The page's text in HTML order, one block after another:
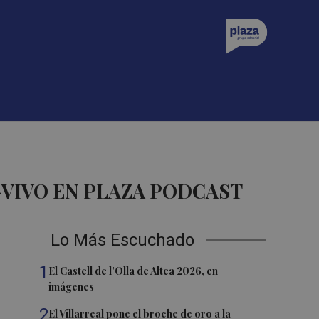
EN PLAZA PODCAST
Lo Más Escuchado
1 El Castell de l'Olla de Altea 2026, en
imágenes
2El Villarreal pone el broche de oro a la